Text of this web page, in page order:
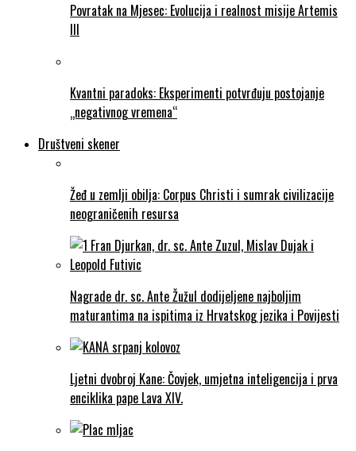
Povratak na Mjesec: Evolucija i realnost misije Artemis
III
Kvantni paradoks: Eksperimenti potvrđuju postojanje
„negativnog vremena“
Društveni skener
Žeđ u zemlji obilja: Corpus Christi i sumrak civilizacije
neograničenih resursa
Nagrade dr. sc. Ante Žužul dodijeljene najboljim
maturantima na ispitima iz Hrvatskog jezika i Povijesti
Ljetni dvobroj Kane: Čovjek, umjetna inteligencija i prva
enciklika pape Lava XIV.